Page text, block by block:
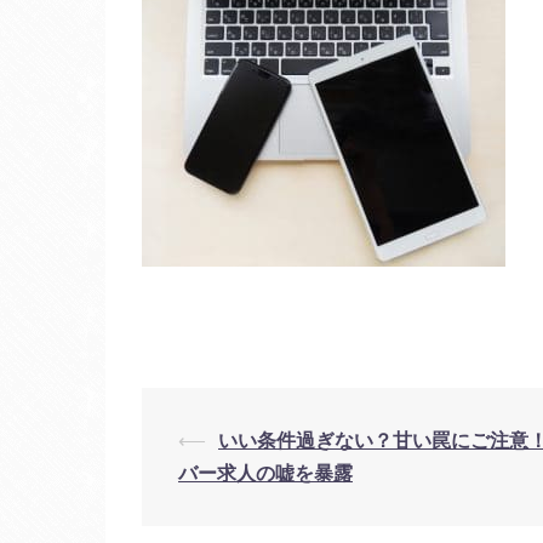
投
稿
⟵ いい条件過ぎない？甘い罠にご注意
バー求人の嘘を暴露